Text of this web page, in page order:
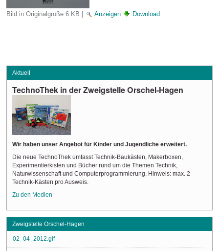
Bild in Originalgröße 6 KB | Anzeigen Download
Aktuell
TechnoThek in der Zweigstelle Orschel-Hagen
Wir haben unser Angebot für Kinder und Jugendliche erweitert.
Die neue TechnoThek umfasst Technik-Baukästen, Makerboxen,
Experimentierkisten und Bücher rund um die Themen Technik,
Naturwissenschaft und Computerprogrammierung. Hinweis: max. 2
Technik-Kästen pro Ausweis.
Zu den Medien
Zweigstelle Orschel-Hagen
02_04_2012.gif